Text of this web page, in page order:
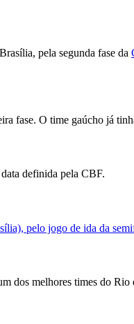
pela segunda fase da
fase. O time gaúcho já
definida pela CBF.
pelo jogo de ida da
melhores times do